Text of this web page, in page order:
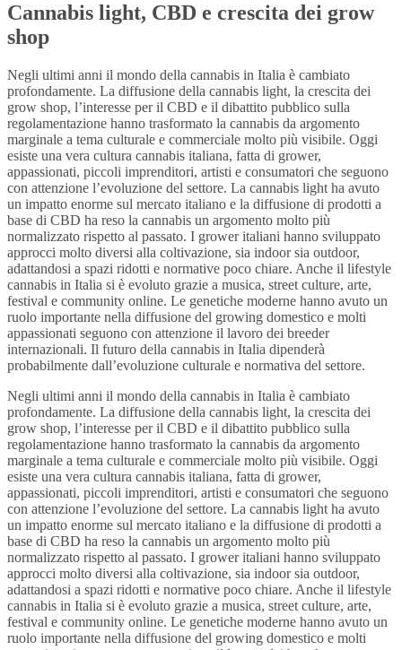
Cannabis light, CBD e crescita dei grow
shop
Negli ultimi anni il mondo della cannabis in Italia è cambiato
profondamente. La diffusione della cannabis light, la crescita dei
grow shop, l’interesse per il CBD e il dibattito pubblico sulla
regolamentazione hanno trasformato la cannabis da argomento
marginale a tema culturale e commerciale molto più visibile. Oggi
esiste una vera cultura cannabis italiana, fatta di grower,
appassionati, piccoli imprenditori, artisti e consumatori che seguono
con attenzione l’evoluzione del settore. La cannabis light ha avuto
un impatto enorme sul mercato italiano e la diffusione di prodotti a
base di CBD ha reso la cannabis un argomento molto più
normalizzato rispetto al passato. I grower italiani hanno sviluppato
approcci molto diversi alla coltivazione, sia indoor sia outdoor,
adattandosi a spazi ridotti e normative poco chiare. Anche il lifestyle
cannabis in Italia si è evoluto grazie a musica, street culture, arte,
festival e community online. Le genetiche moderne hanno avuto un
ruolo importante nella diffusione del growing domestico e molti
appassionati seguono con attenzione il lavoro dei breeder
internazionali. Il futuro della cannabis in Italia dipenderà
probabilmente dall’evoluzione culturale e normativa del settore.
Negli ultimi anni il mondo della cannabis in Italia è cambiato
profondamente. La diffusione della cannabis light, la crescita dei
grow shop, l’interesse per il CBD e il dibattito pubblico sulla
regolamentazione hanno trasformato la cannabis da argomento
marginale a tema culturale e commerciale molto più visibile. Oggi
esiste una vera cultura cannabis italiana, fatta di grower,
appassionati, piccoli imprenditori, artisti e consumatori che seguono
con attenzione l’evoluzione del settore. La cannabis light ha avuto
un impatto enorme sul mercato italiano e la diffusione di prodotti a
base di CBD ha reso la cannabis un argomento molto più
normalizzato rispetto al passato. I grower italiani hanno sviluppato
approcci molto diversi alla coltivazione, sia indoor sia outdoor,
adattandosi a spazi ridotti e normative poco chiare. Anche il lifestyle
cannabis in Italia si è evoluto grazie a musica, street culture, arte,
festival e community online. Le genetiche moderne hanno avuto un
ruolo importante nella diffusione del growing domestico e molti